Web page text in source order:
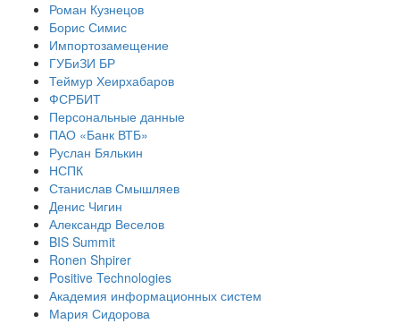
Роман Кузнецов
Борис Симис
Импортозамещение
ГУБиЗИ БР
Теймур Хеирхабаров
ФСРБИТ
Персональные данные
ПАО «Банк ВТБ»
Руслан Бялькин
НСПК
Станислав Смышляев
Денис Чигин
Александр Веселов
BIS Summit
Ronen Shpirer
Positive Technologies
Академия информационных систем
Мария Сидорова